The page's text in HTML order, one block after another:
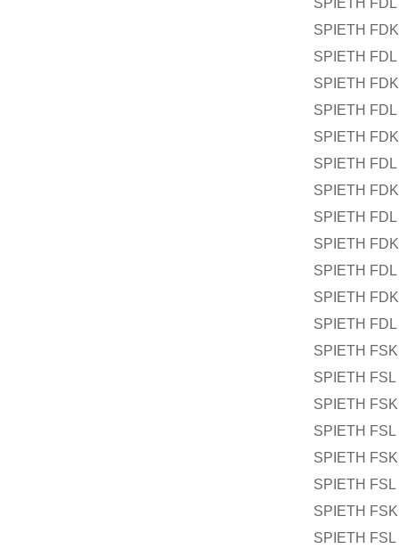
SPIETH
SPIETH
SPIETH
SPIETH
SPIETH
SPIETH
SPIETH
SPIETH
SPIETH
SPIETH
SPIETH
SPIETH
SPIETH
SPIETH
SPIETH FSL
SPIETH
SPIETH FSL
SPIETH
SPIETH FSL
SPIETH
SPIETH FSL